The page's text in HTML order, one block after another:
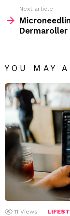
Next article
Dermaroller
YOU MAY
11 Views